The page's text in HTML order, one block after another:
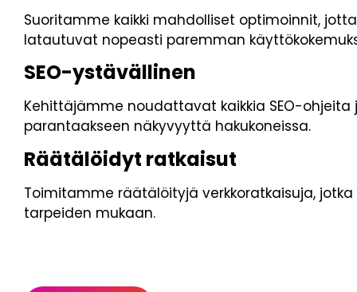
Suoritamme kaikki mahdolliset optimoinnit,
latautuvat nopeasti paremman
SEO-ystävällinen
Kehittäjämme noudattavat kaikkia SEO-
parantaakseen näkyvyyttä hakukoneissa.
Räätälöidyt ratkaisut
Toimitamme räätälöityjä verkkoratkaisuja,
tarpeiden mukaan.